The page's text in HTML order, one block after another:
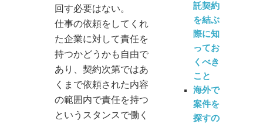
回す必要はない。
仕事の依頼をしてくれ
た企業に対して責任を
持つかどうかも自由で
あり、契約次第ではあ
くまで依頼された内容
の範囲内で責任を持つ
というスタンスで働く
託契約
を結ぶ
際に知
ってお
くべき
こと
海外で
案件を
探すの